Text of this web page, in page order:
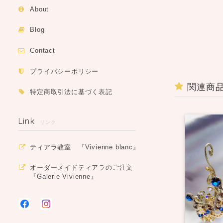
About
Blog
Contact
プライバシーポリシー
特定商取引法に基づく表記
Link リンク
ティアラ教室 『Vivienne blanc』
オーダーメイドティアラのご注文
『Galerie Vivienne』
関連商